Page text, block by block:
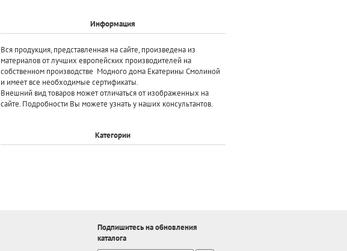
Информация
Вся продукция, представленная на сайте, произведена из
материалов от лучших европейских производителей на
собственном производстве Модного дома Екатерины Смолиной
и имеет все необходимые сертификаты.
Внешний вид товаров может отличаться от изображенных на
сайте. Подробности Вы можете узнать у наших консультантов.
Категории
Подпишитесь на обновления
каталога